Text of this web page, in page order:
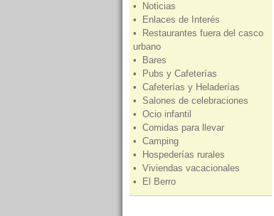
• Noticias
• Enlaces de Interés
• Restaurantes fuera del casco
urbano
• Bares
• Pubs y Cafeterías
• Cafeterías y Heladerías
• Salones de celebraciones
• Ocio infantil
• Comidas para llevar
• Camping
• Hospederías rurales
• Viviendas vacacionales
• El Berro